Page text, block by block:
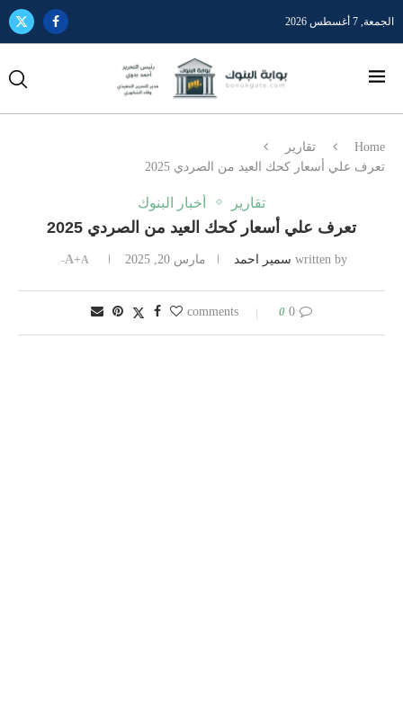
الجمعة, 7 أغسطس 2026
Home
تقارير
تعرف علي أسعار كحك العيد من الصردي 2025
تقارير أخبار البنوك
تعرف علي أسعار كحك العيد من الصردي 2025
written by سمير احمد مارس 20, 2025 A+A-
0 comments
0